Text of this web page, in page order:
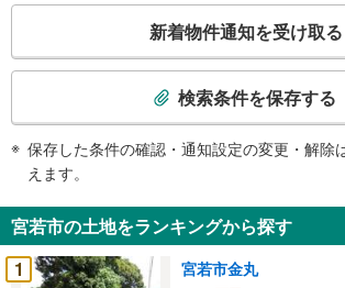
検
知
を
受
け
新着物件通知を受け取る
検索条件を保存する
保存した条件の確認・通知設定の変更・解除
えます。
宮若市の土地をランキングから探す
1
宮若市金丸